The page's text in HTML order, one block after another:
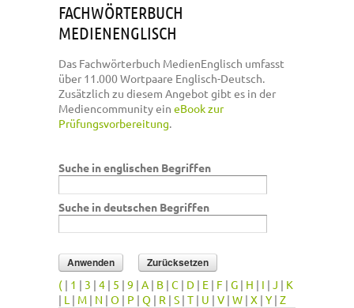
FACHWÖRTERBUCH
MEDIENENGLISCH
Das Fachwörterbuch MedienEnglisch umfasst
über 11.000 Wortpaare Englisch-Deutsch.
Zusätzlich zu diesem Angebot gibt es in der
Mediencommunity ein eBook zur
Prüfungsvorbereitung.
Suche in englischen Begriffen
Suche in deutschen Begriffen
( | 1 | 3 | 4 | 5 | 9 | A | B | C | D | E | F | G | H | I | J | K
| L | M | N | O | P | Q | R | S | T | U | V | W | X | Y | Z